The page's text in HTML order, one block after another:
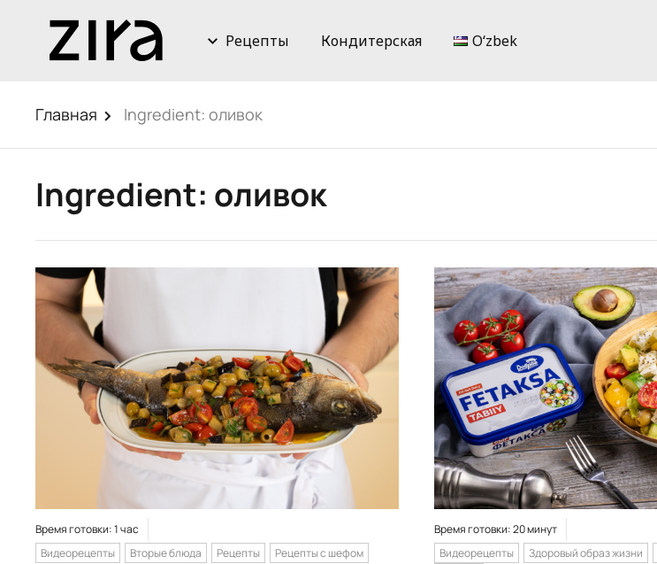
Рецепты Кондитерская Oʻzbek
Главная Ingredient: оливок
Ingredient: оливок
Время готовки: 1 час
Видеорецепты
Вторые блюда Рецепты Рецепты с шефом
Время готовки: 20 минут
Видеорецепты
Здоровый образ жизни